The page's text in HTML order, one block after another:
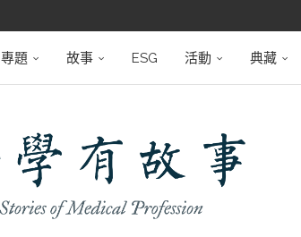
專題 故事 ESG 活動 典藏